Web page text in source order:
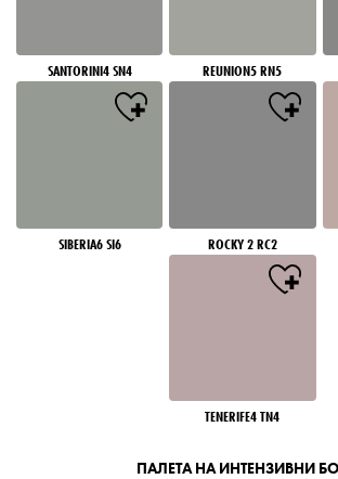
SANTORINI4 SN4 REUNION5 RN5
SIBERIA6 SI6 ROCKY 2 RC2
TENERIFE4 TN4
ПАЛЕТА НА ИНТЕНЗИВНИ